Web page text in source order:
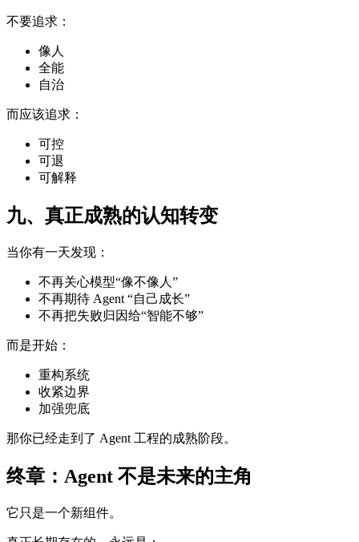
不要追求：
像人
全能
自治
而应该追求：
可控
可退
可解释
九、真正成熟的认知转变
当你有一天发现：
不再关心模型“像不像人”
不再期待 Agent “自己成长”
不再把失败归因给“智能不够”
而是开始：
重构系统
收紧边界
加强兜底
那你已经走到了 Agent 工程的成熟阶段。
终章：Agent 不是未来的主角
它只是一个新组件。